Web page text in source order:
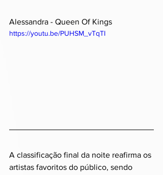
Alessandra - Queen Of Kings
https://youtu.be/PUHSM_vTqTI
A classificação final da noite reafirma os
artistas favoritos do público, sendo